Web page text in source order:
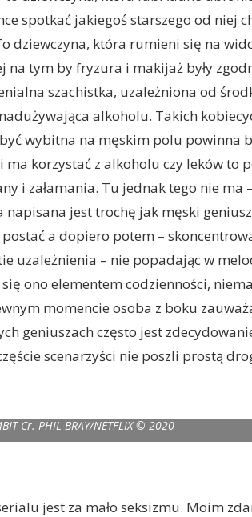
spotkać jakiegoś starszego od niej
dziewczyna, która rumieni się na
na tym by fryzura i makijaż były
szachistka, uzależniona od
alkoholu. Takich
wybitna na męskim polu powinna
ma korzystać z alkoholu czy leków to
i załamania. Tu jednak tego nie ma
jest trochę jak męski
a dopiero potem –
uzależnienia – nie popadając w
ono elementem codzienności,
momencie osoba z boku
geniuszach często jest
scenarzyści nie poszli prostą
Cr. PHIL BRAY/NETFLIX © 2020
jest za mało seksizmu. Moim